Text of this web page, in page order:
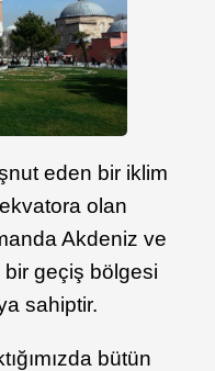
eden bir iklim
olan
Akdeniz ve
bir geçiş bölgesi
sahiptir.
bütün